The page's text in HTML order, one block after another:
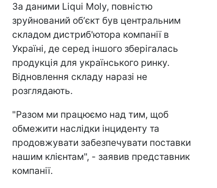
За даними Liqui Moly, повністю
зруйнований обʼєкт був центральним
складом дистриб'ютора компанії в
Україні, де серед іншого зберігалась
продукція для українського ринку.
Відновлення складу наразі не
розглядають.
"Разом ми працюємо над тим, щоб
обмежити наслідки інциденту та
продовжувати забезпечувати поставки
нашим клієнтам", - заявив представник
компанії.